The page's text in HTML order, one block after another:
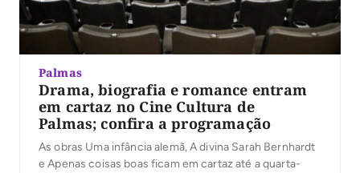
Palmas
Drama, biografia e romance entram
em cartaz no Cine Cultura de
Palmas; confira a programação
As obras Uma infância alemã, A divina Sarah Bernhardt
e Apenas coisas boas ficam em cartaz até a quarta-